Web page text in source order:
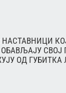
СВОЈ
ОД